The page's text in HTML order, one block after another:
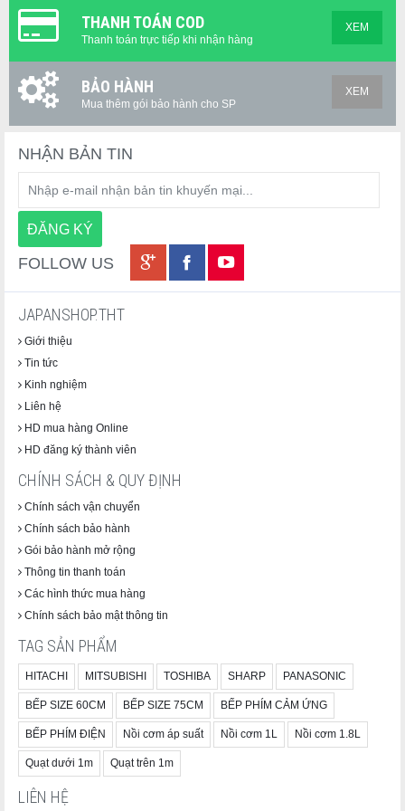
THANH TOÁN COD
Thanh toán trực tiếp khi nhận hàng
XEM
BẢO HÀNH
Mua thêm gói bảo hành cho SP
XEM
NHẬN BẢN TIN
FOLLOW US
JAPANSHOP.THT
Giới thiệu
Tin tức
Kinh nghiệm
Liên hệ
HD mua hàng Online
HD đăng ký thành viên
CHÍNH SÁCH & QUY ĐỊNH
Chính sách vận chuyển
Chính sách bảo hành
Gói bảo hành mở rộng
Thông tin thanh toán
Các hình thức mua hàng
Chính sách bảo mật thông tin
TAG SẢN PHẨM
HITACHI MITSUBISHI TOSHIBA SHARP PANASONIC
BẾP SIZE 60CM BẾP SIZE 75CM BẾP PHÍM CẢM ỨNG
BẾP PHÍM ĐIỆN Nồi cơm áp suất Nồi cơm 1L Nồi cơm 1.8L
Quạt dưới 1m Quạt trên 1m
LIÊN HỆ